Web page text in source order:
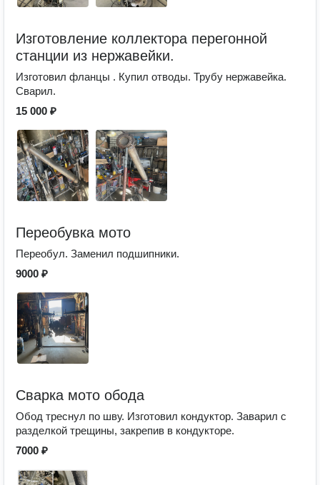
Изготовление коллектора перегонной
станции из нержавейки.
Изготовил фланцы . Купил отводы. Трубу нержавейка.
Сварил.
15 000 ₽
Переобувка мото
Переобул. Заменил подшипники.
9000 ₽
Сварка мото обода
Обод треснул по шву. Изготовил кондуктор. Заварил с
разделкой трещины, закрепив в кондукторе.
7000 ₽